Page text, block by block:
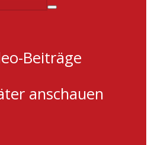
Beiträge
anschauen